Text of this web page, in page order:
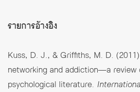
รายการอ้างอิง
Kuss, D. J., & Griffiths, M. D.
networking and addiction—a review
psychological literature.